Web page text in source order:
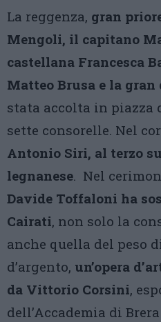
La reggenza, gran
Mengoli, il capitano
castellana Francesca
Matteo Brusa e la gran
stata accolta in piazza
sette consorelle. Nel
Antonio Siri, al terzo
legnanese. Nel
Davide Toffaloni ha
Cairati, non solo la
anche quella del peso
d’argento, un’opera
da Vittorio Corsini,
dell’Accademia di